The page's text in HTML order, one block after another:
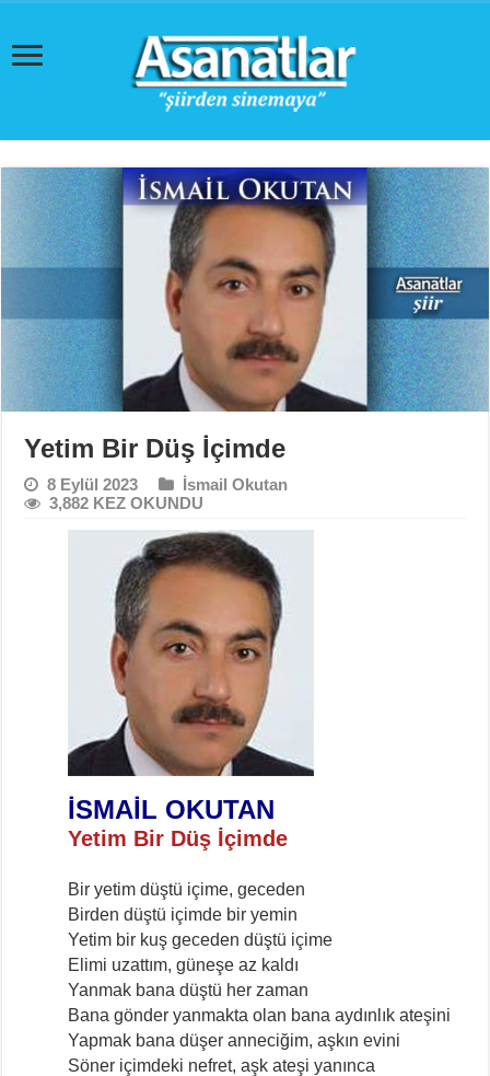
Yetim Bir Düş İçimde
8 Eylül 2023
İsmail Okutan
3,882 KEZ OKUNDU
İSMAİL OKUTAN
Yetim Bir Düş İçimde
Bir yetim düştü içime, geceden
Birden düştü içimde bir yemin
Yetim bir kuş geceden düştü içime
Elimi uzattım, güneşe az kaldı
Yanmak bana düştü her zaman
Bana gönder yanmakta olan bana aydınlık ateşini
Yapmak bana düşer anneciğim, aşkın evini
Söner içimdeki nefret, aşk ateşi yanınca